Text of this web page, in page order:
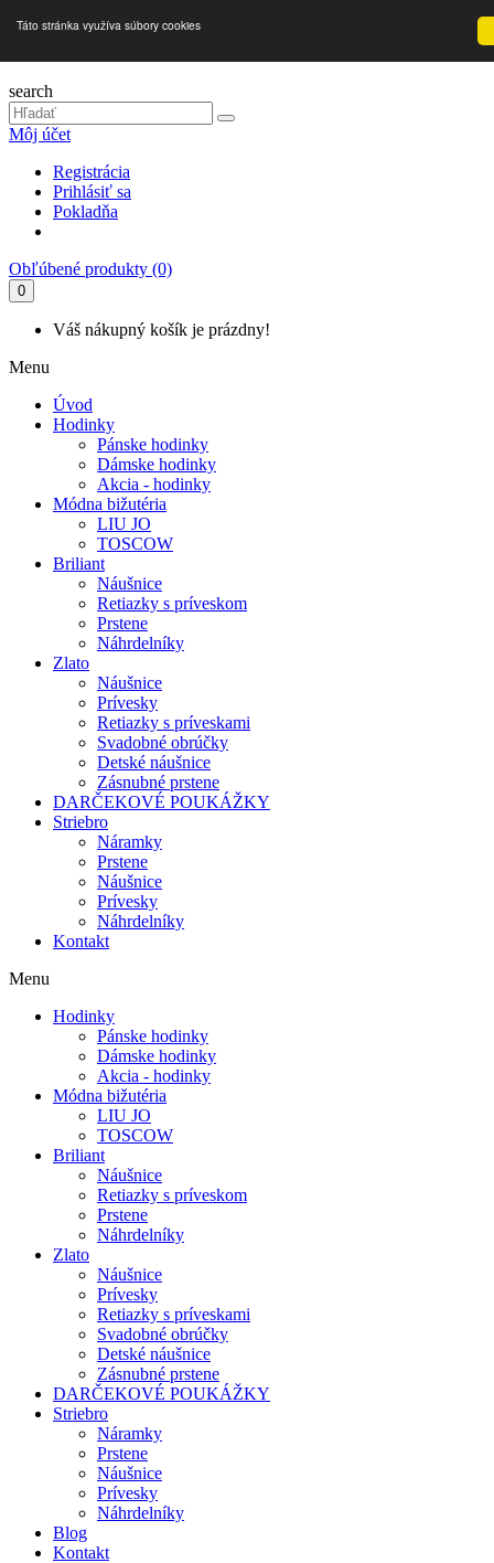
Táto stránka využíva súbory cookies
search
Môj účet
Registrácia
Prihlásiť sa
Pokladňa
Obľúbené produkty (0)
0
Váš nákupný košík je prázdny!
Menu
Úvod
Hodinky
Pánske hodinky
Dámske hodinky
Akcia - hodinky
Módna bižutéria
LIU JO
TOSCOW
Briliant
Náušnice
Retiazky s príveskom
Prstene
Náhrdelníky
Zlato
Náušnice
Prívesky
Retiazky s príveskami
Svadobné obrúčky
Detské náušnice
Zásnubné prstene
DARČEKOVÉ POUKÁŽKY
Striebro
Náramky
Prstene
Náušnice
Prívesky
Náhrdelníky
Kontakt
Menu
Hodinky
Pánske hodinky
Dámske hodinky
Akcia - hodinky
Módna bižutéria
LIU JO
TOSCOW
Briliant
Náušnice
Retiazky s príveskom
Prstene
Náhrdelníky
Zlato
Náušnice
Prívesky
Retiazky s príveskami
Svadobné obrúčky
Detské náušnice
Zásnubné prstene
DARČEKOVÉ POUKÁŽKY
Striebro
Náramky
Prstene
Náušnice
Prívesky
Náhrdelníky
Blog
Kontakt